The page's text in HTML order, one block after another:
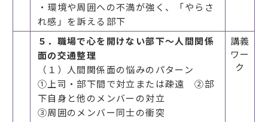
・環境や周囲への不満が強く、「やらさ
れ感」を訴える部下
５．職場で心を開けない部下～人間関係
面の交通整理
（１）人間関係面の悩みのパターン
①上司・部下間で対立または疎遠 ②部
下自身と他のメンバーの対立
③周囲のメンバー同士の衝突
講義
ワー
ク